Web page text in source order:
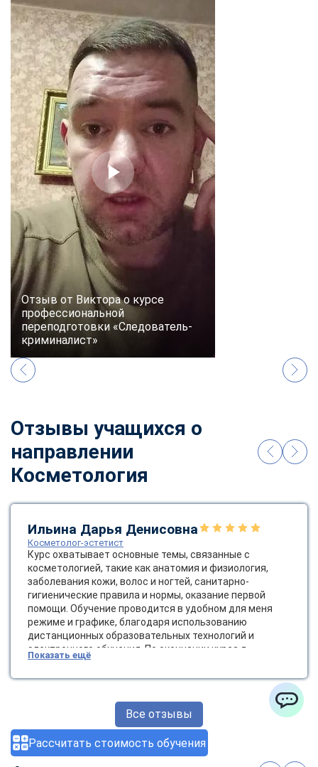
Рассчитать стоимость обучения
Отзыв от Виктора о курсе
профессиональной
переподготовки «Следователь-
криминалист»
Отзывы учащихся о
направлении
Косметология
Ильина Дарья Денисовна
Косметолог-эстетист
Курс охватывает основные темы, связанные с
косметологией, такие как анатомия и физиология,
заболевания кожи, волос и ногтей, санитарно-
гигиенические правила и нормы, оказание первой
помощи. Обучение проводится в удобном для меня
режиме и графике, благодаря использованию
дистанционных образовательных технологий и
электронного обучения. По окончании курса я
получила диплом государственного образца, который
позволяет мне работать косметологом-эстетистом.
Это открывает новые возможности для карьерного
роста и развития в сфере красоты и здоровья.
Показать ещё
Все отзывы
ChatApp
online
Мессенджеры
Свяжитесь с нами через любой удобный мессенджер!
Telegram
Vkontakte
Max
ChatApp